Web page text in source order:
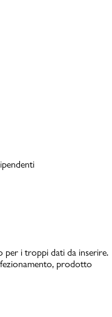
per i troppi dati da inserire.
prodotto